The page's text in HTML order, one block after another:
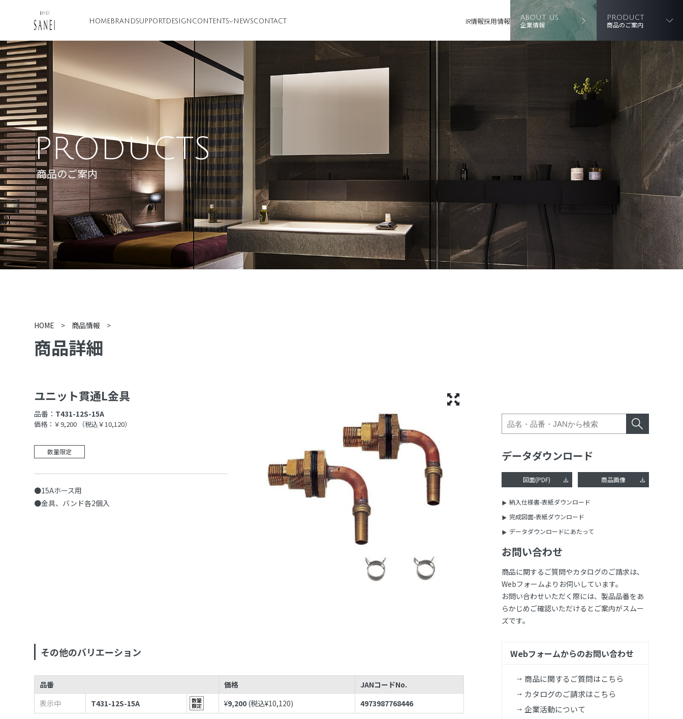
HOME BRANDSUPPORT DESIGN CONTENTS NEWSCONTACT IR情報採用情報 ABOUT US
企業情報
PRODUCT
商品のご案内
PRODUCTS
商品のご案内
HOME > 商品情報 >
商品詳細
ユニット貫通L金具
品番： T431-12S-15A
価格：￥9,200 （税込￥10,120）
数量限定
●15Aホース用
●金具、バンド各2個入
その他のバリエーション
品番 価格
JANコードNo.
表示中
T431-12S-15A ¥9,200 (税込¥10,120) 4973987768446
データダウンロード
図面(PDF) 商品画像
納入仕様書-表紙ダウンロード
完成図面-表紙ダウンロード
データダウンロードにあたって
お問い合わせ
商品に関するご質問やカタログのご請求は、
Webフォームよりお伺いしています。
お問い合わせいただく際には、製品品番をあ
らかじめご確認いただけるとご案内がスムー
ズです。
Webフォームからのお問い合わせ
商品に関するご質問はこちら
カタログのご請求はこちら
企業活動について